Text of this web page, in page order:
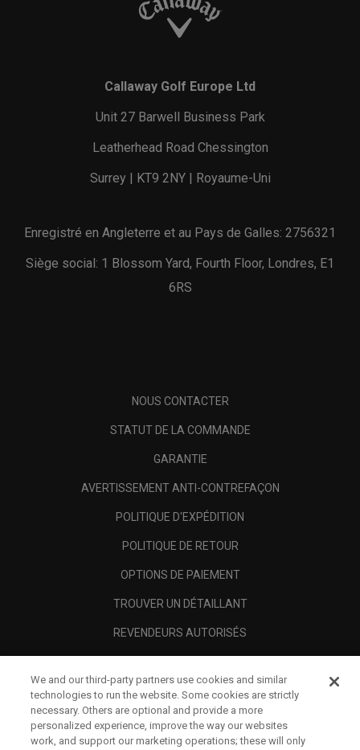
Callaway Golf Europe Ltd
Unit 27 Barwell Business Park
Leatherhead Road Chessington
Surrey | KT9 2NY | Royaume-Uni
Enregistré en Angleterre et au Pays de Galles: 2756321
Siège social: 1 Blossom Yard, Fourth Floor, Londres, E1
6RS
NOUS CONTACTER
STATUT DE LA COMMANDE
GARANTIE
AVERTISSEMENT ANTI-CONTREFAÇON
POLITIQUE D'EXPÉDITION
POLITIQUE DE RETOUR
OPTIONS DE PAIEMENT
TROUVER UN DÉTAILLANT
REVENDEURS AUTORISÉS
A PROPOS
MENTIONS LÉGALES
We and our third-party partners use cookies and similar
technologies to run the website. Some cookies are strictly
necessary. Others are optional and provide a more
personalized experience, improve the way our websites
work, and support our marketing operations; these will only